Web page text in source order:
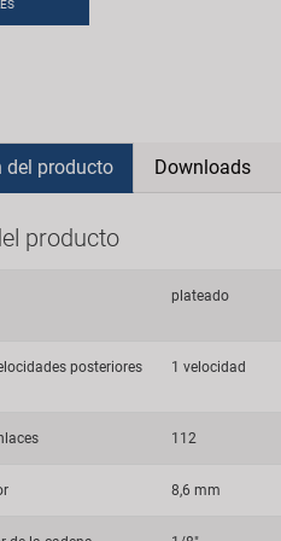
del producto Downloads
producto
plateado
posteriores 1 velocidad
112
8,6 mm